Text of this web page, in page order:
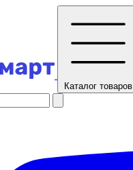
Каталог товаров